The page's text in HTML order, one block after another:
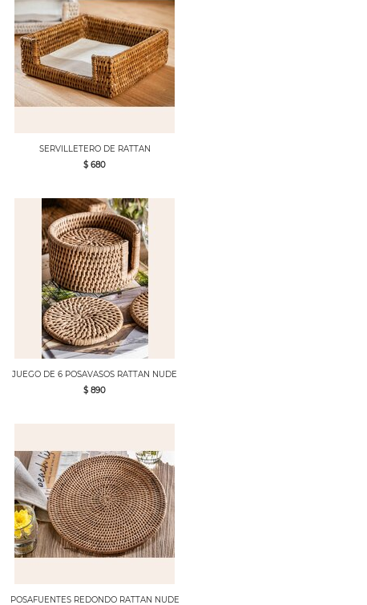
SERVILLETERO DE RATTAN
$ 680
JUEGO DE 6 POSAVASOS RATTAN NUDE
$ 890
POSAFUENTES REDONDO RATTAN NUDE